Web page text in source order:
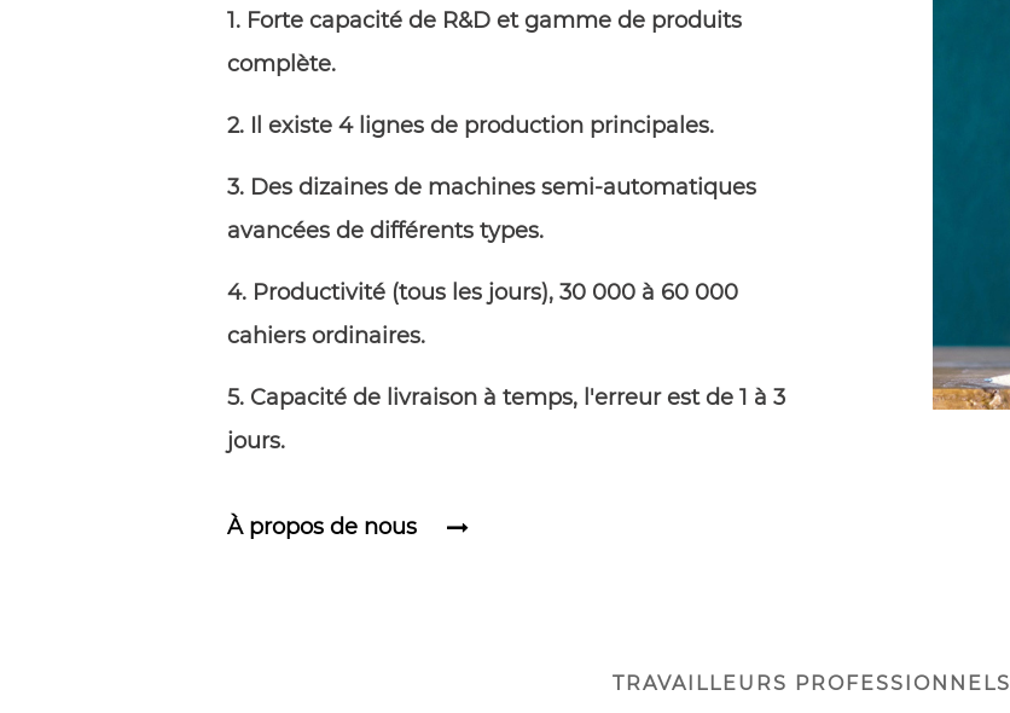
1. Forte capacité de R&D et gamme de produits
complète.
2. Il existe 4 lignes de production principales.
3. Des dizaines de machines semi-automatiques
avancées de différents types.
4. Productivité (tous les jours), 30 000 à 60 000
cahiers ordinaires.
5. Capacité de livraison à temps, l'erreur est de 1 à 3
jours.
À propos de nous
TRAVAILLEURS PROFESSIONNELS